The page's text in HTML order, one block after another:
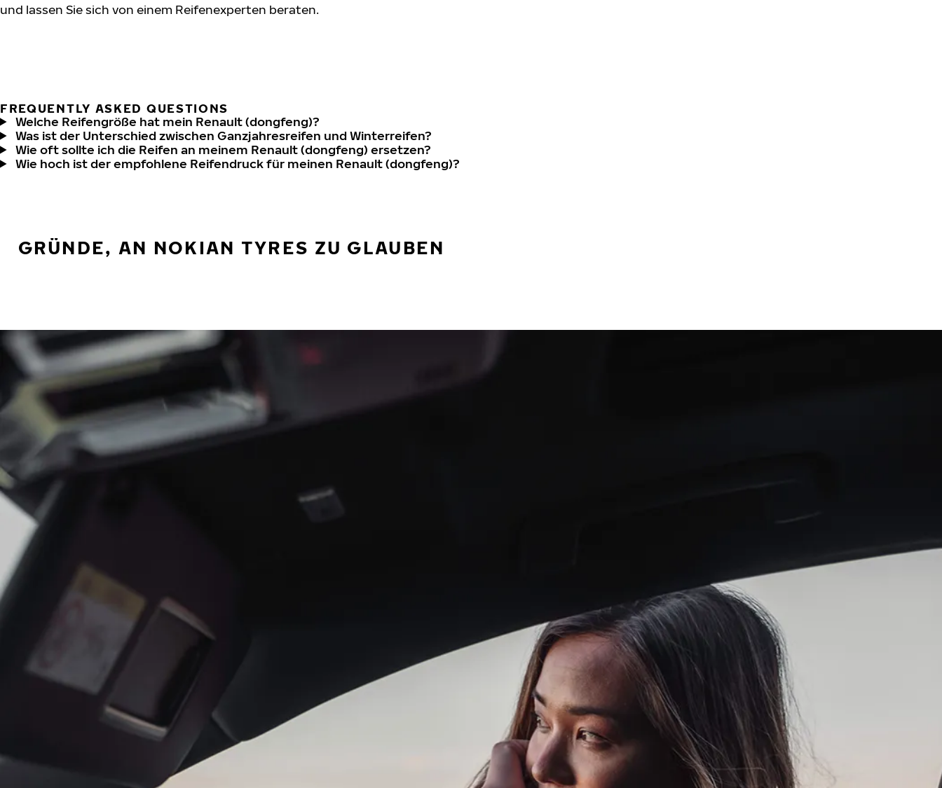
und lassen Sie sich von einem Reifenexperten beraten.
FREQUENTLY ASKED QUESTIONS
Welche Reifengröße hat mein Renault (dongfeng)?
Was ist der Unterschied zwischen Ganzjahresreifen und Winterreifen?
Wie oft sollte ich die Reifen an meinem Renault (dongfeng) ersetzen?
Wie hoch ist der empfohlene Reifendruck für meinen Renault (dongfeng)?
GRÜNDE, AN NOKIAN TYRES ZU GLAUBEN